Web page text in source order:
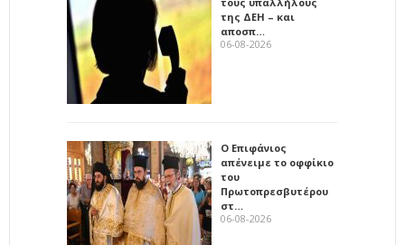
της ΔΕΗ – και
αποσπ…
06-08-2026
Ο Επιφάνιος
απένειμε το οφφίκιο
του
Πρωτοπρεσβυτέρου
στ…
06-08-2026